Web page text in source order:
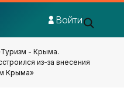
Войти
Туризм - Крыма.
из-за внесения
Крыма»